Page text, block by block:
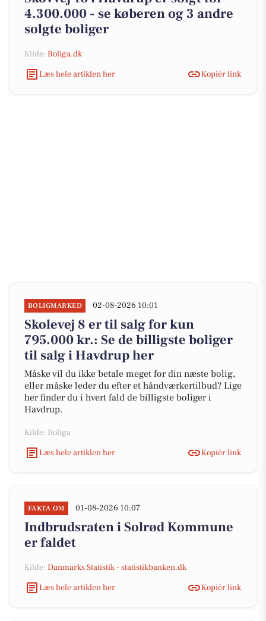
4.300.000 - se køberen og 3 andre
solgte boliger
Kilde: Boliga.dk
Læs hele artiklen her
Kopiér link
BOLIGMARKED 02-08-2026 10:01
Skolevej 8 er til salg for kun
795.000 kr.: Se de billigste boliger
til salg i Havdrup her
Måske vil du ikke betale meget for din næste bolig,
eller måske leder du efter et håndværkertilbud? Lige
her finder du i hvert fald de billigste boliger i
Havdrup.
Kilde: Boliga
Læs hele artiklen her
Kopiér link
FAKTA OM 01-08-2026 10:07
Indbrudsraten i Solrød Kommune
er faldet
Kilde: Danmarks Statistik - statistikbanken.dk
Læs hele artiklen her
Kopiér link